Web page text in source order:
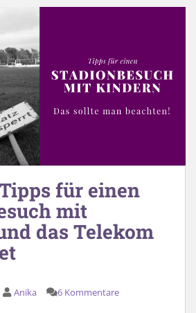
für einen
mit
das Telekom
Anika 6 Kommentare